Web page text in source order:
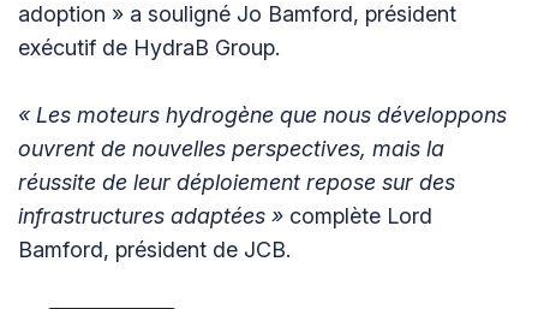
adoption » a souligné Jo Bamford, président
exécutif de HydraB Group.
« Les moteurs hydrogène que nous développons
ouvrent de nouvelles perspectives, mais la
réussite de leur déploiement repose sur des
infrastructures adaptées » complète Lord
Bamford, président de JCB.